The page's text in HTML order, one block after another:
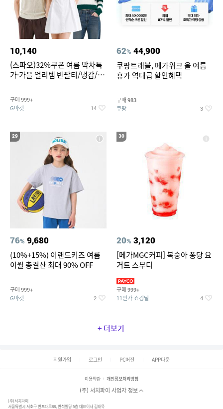
10,140
(스파오)32%쿠폰 여름 막차특
가·가을 얼리템 반팔티/냉감/반
건 외 ~74%OFF
구매 999+
G마켓 14
62% 44,900
쿠팡트래블, 메가위크 올 여름
휴가 역대급 할인혜택
구매 983
쿠팡 3
29
76% 9,680
(10%+15%) 이랜드키즈 여름
이월 총결산 최대 90% OFF
구매 999+
G마켓 2
30
20% 3,120
[메가MGC커피] 복숭아 퐁당 요
거트 스무디
구매 999+
11번가 쇼킹딜 4
+ 더보기
회원가입 로그인 PC버전 APP다운
이용약관 개인정보처리방침
(주) 서치파이 사업자 정보
(주)서치파이
서울특별시 서초구 반포대로88, 반석빌딩 5층 대표이사 김태묵